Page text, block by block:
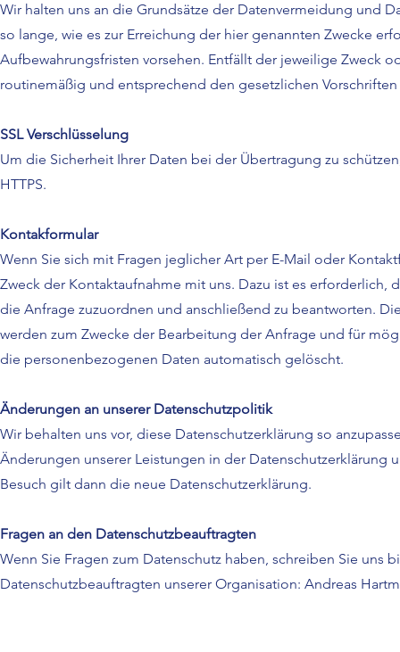
Wir halten uns an die Grundsätze der Datenvermeidung und
so lange, wie es zur Erreichung der hier genannten Zwecke
Aufbewahrungsfristen vorsehen. Entfällt der jeweilige Zweck
routinemäßig und entsprechend den gesetzlichen
SSL Verschlüsselung
Um die Sicherheit Ihrer Daten bei der Übertragung zu
HTTPS.
Kontakformular
Wenn Sie sich mit Fragen jeglicher Art per E-Mail oder
Zweck der Kontaktaufnahme mit uns. Dazu ist es erforderlich,
die Anfrage zuzuordnen und anschließend zu beantworten.
werden zum Zwecke der Bearbeitung der Anfrage und für
die personenbezogenen Daten automatisch gelöscht.
Änderungen an unserer Datenschutzpolitik
Wir behalten uns vor, diese Datenschutzerklärung so
Änderungen unserer Leistungen in der Datenschutzerklärung
Besuch gilt dann die neue Datenschutzerklärung.
Fragen an den Datenschutzbeauftragten
Wenn Sie Fragen zum Datenschutz haben, schreiben Sie uns
Datenschutzbeauftragten unserer Organisation: Andreas